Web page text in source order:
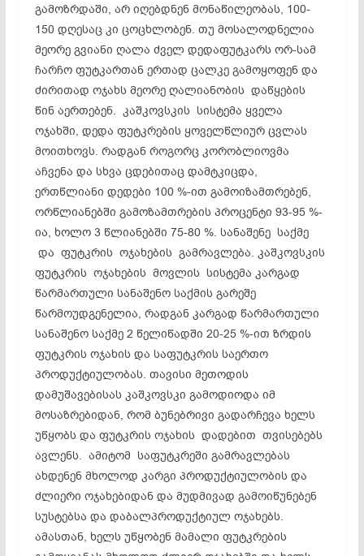
გამოზრდაში, არ იღებდნენ მონაწილეობას, 100-
150 დღესაც კი ცოცხლობენ. თუ მოსალოდნელია
მეორე გვიანი ღალა ძველ დედაფუტკარს ორ-სამ
ჩარჩო ფუტკართან ერთად ცალკე გამოყოფენ და
ძირითად ოჯახს მეორე ღალიანობის დაწყების
წინ აერთებენ. კაშკოვსკის სისტემა ყველა
ოჯახში, დედა ფუტკრების ყოველწლიურ ცვლას
მოითხოვს. რადგან როგორც კორობლიოვმა
აჩვენა და სხვა ცდებითაც დამტკიცდა,
ერთწლიანი დედები 100 %-ით გამოიზამთრებენ,
ორწლიანებში გამოზამთრების პროცენტი 93-95 %-
ია, ხოლო 3 წლიანებში 75-80 %. სანაშენე საქმე
და ფუტკრის ოჯახების გამრავლება. კაშკოვსკის
ფუტკრის ოჯახების მოვლის სისტემა კარგად
წარმართული სანაშენო საქმის გარეშე
წარმოუდგენელია, რადგან კარგად წარმართული
სანაშენო საქმე 2 წელიწადში 20-25 %-ით ზრდის
ფუტკრის ოჯახის და საფუტკრის საერთო
პროდუქტიულობას. თავისი მეთოდის
დამუშავებისას კაშკოვსკი გამოდიოდა იმ
მოსაზრებიდან, რომ ბუნებრივი გადარჩევა ხელს
უწყობს და ფუტკრის ოჯახის დადებით თვისებებს
ავლენს. ამიტომ საფუტკრეში გამრავლებას
ახდენენ მხოლოდ კარგი პროდუქტიულობის და
ძლიერი ოჯახებიდან და მუდმივად გამოიწუნებენ
სუსტებსა და დაბალპროდუქტიულ ოჯახებს.
ამასთან, ხელს უწყობენ მამალი ფუტკრების